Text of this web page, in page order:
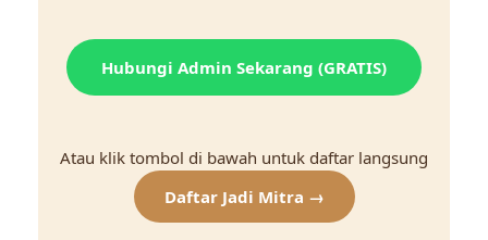
Hubungi Admin Sekarang (GRATIS)
Atau klik tombol di bawah untuk daftar langsung
Daftar Jadi Mitra →